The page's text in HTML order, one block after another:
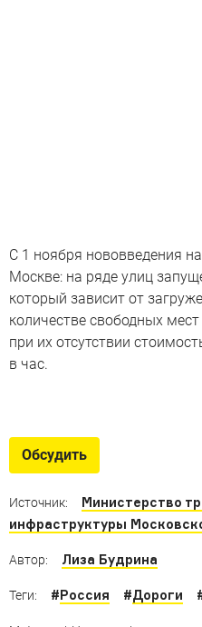
С 1 ноября нововведения
Москве: на ряде улиц
который зависит от
количестве свободных
при их отсутствии
в час.
Автомобили, от которых
Обсудить
Источник:
Министерство
инфраструктуры
Автор: Лиза Будрина
Теги: #Россия #Дороги